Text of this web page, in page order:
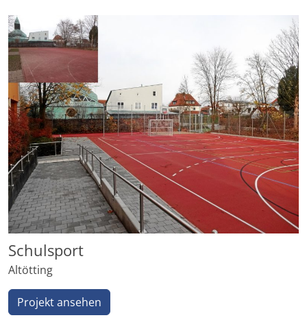
Schulsport
Altötting
Projekt ansehen